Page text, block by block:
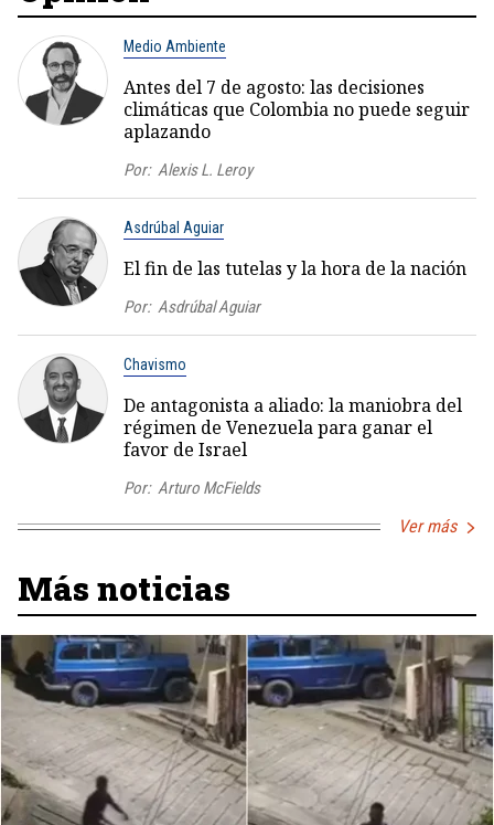
Medio Ambiente
Antes del 7 de agosto: las decisiones
climáticas que Colombia no puede seguir
aplazando
Por: Alexis L. Leroy
Asdrúbal Aguiar
El fin de las tutelas y la hora de la nación
Por: Asdrúbal Aguiar
Chavismo
De antagonista a aliado: la maniobra del
régimen de Venezuela para ganar el
favor de Israel
Por: Arturo McFields
Ver más
Más noticias